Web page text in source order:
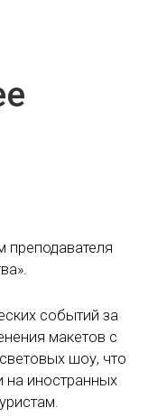
преподавателя
событий за
макетов с
шоу, что
на иностранных